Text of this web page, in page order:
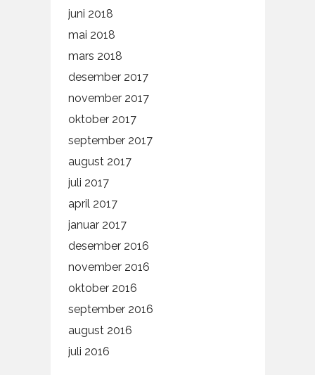
juni 2018
mai 2018
mars 2018
desember 2017
november 2017
oktober 2017
september 2017
august 2017
juli 2017
april 2017
januar 2017
desember 2016
november 2016
oktober 2016
september 2016
august 2016
juli 2016